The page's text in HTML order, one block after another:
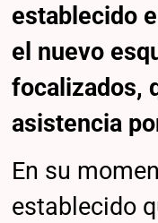
establecido
el nuevo
focalizados,
asistencia
En su
establecido